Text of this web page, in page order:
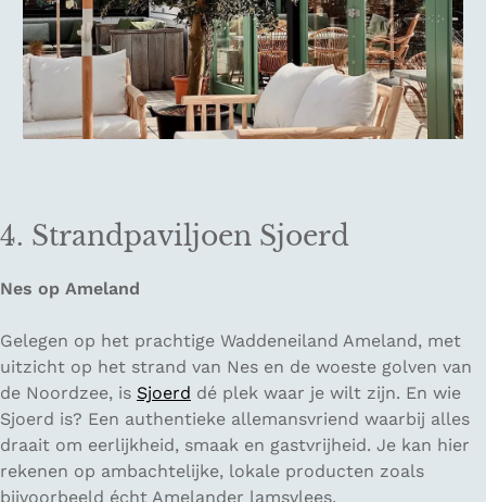
4. Strandpaviljoen Sjoerd
Nes op Ameland
Gelegen op het prachtige Waddeneiland Ameland, met
uitzicht op het strand van Nes en de woeste golven van
de Noordzee, is Sjoerd dé plek waar je wilt zijn. En wie
Sjoerd is? Een authentieke allemansvriend waarbij alles
draait om eerlijkheid, smaak en gastvrijheid. Je kan hier
rekenen op ambachtelijke, lokale producten zoals
bijvoorbeeld écht Amelander lamsvlees.